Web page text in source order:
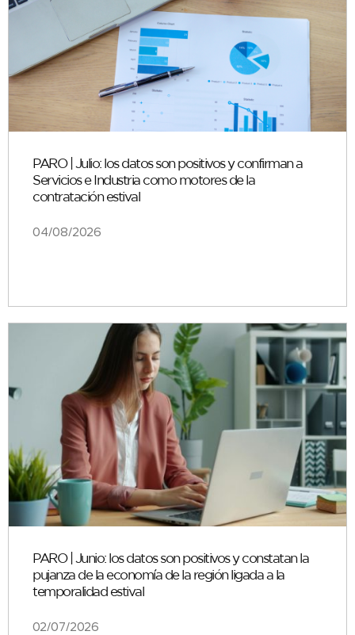
PARO | Julio: los datos son positivos y confirman a
Servicios e Industria como motores de la
contratación estival
04/08/2026
PARO | Junio: los datos son positivos y constatan la
pujanza de la economía de la región ligada a la
temporalidad estival
02/07/2026